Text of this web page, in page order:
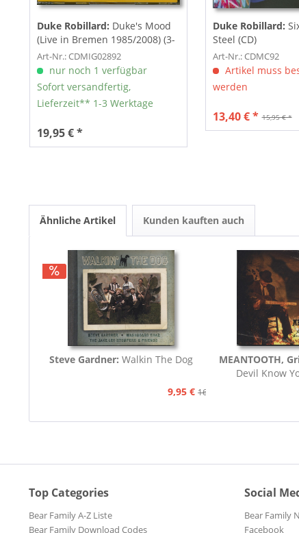
Duke Robillard: Duke's Mood
(Live in Bremen 1985/2008) (3-
CD)
Art-Nr.: CDMIG02892
nur noch 1 verfügbar
Sofort versandfertig,
Lieferzeit** 1-3 Werktage
19,95 € *
Duke Robillard:
Steel (CD)
Art-Nr.: CDMC92
Artikel muss
werden
15,95 € *
13,40 € *
Ähnliche Artikel Kunden kauften auch
Steve Gardner: Walkin The Dog
9,95 € 16,75 €
MEANTOOTH,
Devil Know
Top Categories
Bear Family A-Z Liste
Bear Family Download Codes
Social
Bear Family
Facebook